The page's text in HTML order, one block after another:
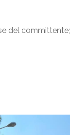
del committente;